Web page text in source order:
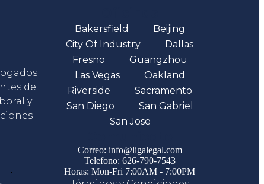
de
y
Bakersfield
Beijing
City Of Industry
Dallas
Fresno
Guangzhou
Las Vegas
Oakland
Riverside
Sacramento
San Diego
San Gabriel
San Jose
Correo: info@ligalegal.com
Telefono: 626-790-7543
Horas: Mon-Fri 7:00AM - 7:00PM